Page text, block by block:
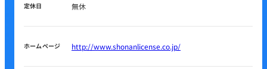
定休日 無休
ホームページ http://www.shonanlicense.co.jp/